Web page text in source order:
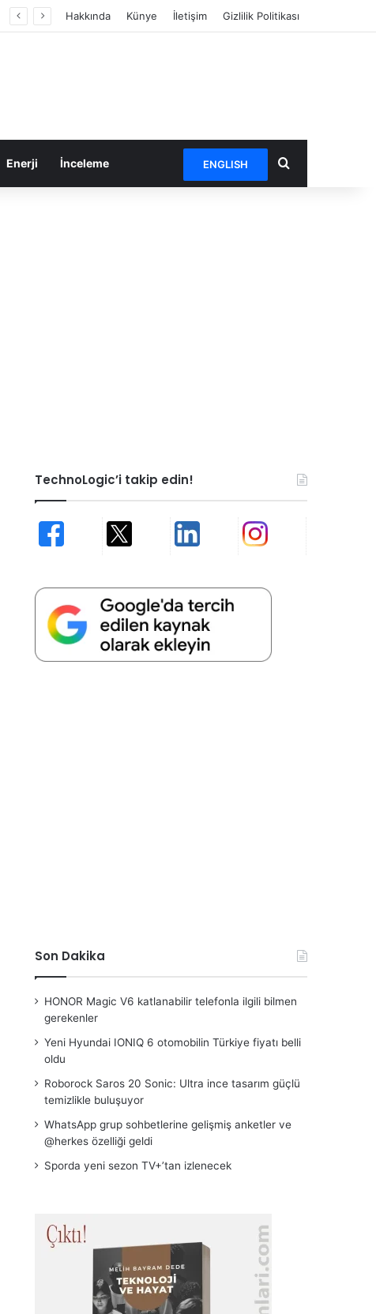
Hakkında Künye İletişim Gizlilik Politikası
Enerji İnceleme ENGLISH Arama yap ...
TechnoLogic’i takip edin!
Son Dakika
HONOR Magic V6 katlanabilir telefonla ilgili bilmen
gerekenler
Yeni Hyundai IONIQ 6 otomobilin Türkiye fiyatı belli
oldu
Roborock Saros 20 Sonic: Ultra ince tasarım güçlü
temizlikle buluşuyor
WhatsApp grup sohbetlerine gelişmiş anketler ve
@herkes özelliği geldi
Sporda yeni sezon TV+’tan izlenecek